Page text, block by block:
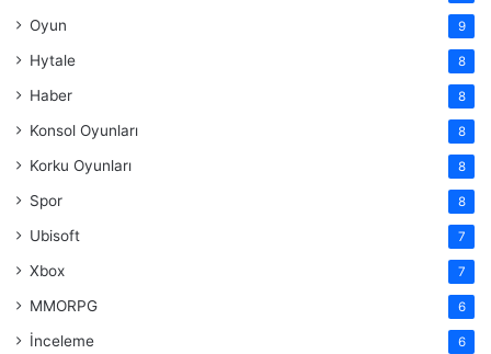
Oyun 9
Hytale 8
Haber 8
Konsol Oyunları 8
Korku Oyunları 8
Spor 8
Ubisoft 7
Xbox 7
MMORPG 6
İnceleme 6